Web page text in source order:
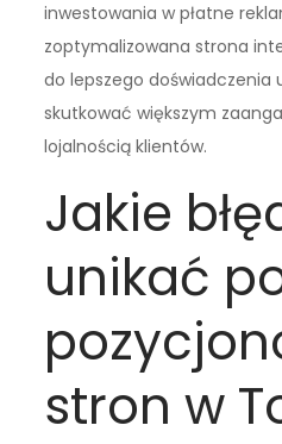
inwestowania w płatne
zoptymalizowana strona
do lepszego doświadczenia
skutkować większym
lojalnością klientów.
Jakie
unikać
stron w